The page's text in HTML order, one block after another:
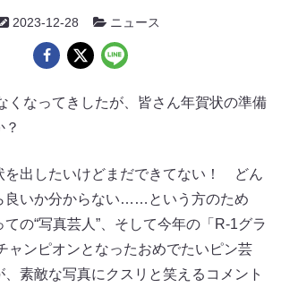
2023-12-28 ニュース
くなってきしたが、皆さん年賀状の準備
を出したいけどまだできてない！ どん
良いか分からない……という方のため
の“写真芸人”、そして今年の「R-1グラ
ャンピオンとなったおめでたいピン芸
、素敵な写真にクスリと笑えるコメント